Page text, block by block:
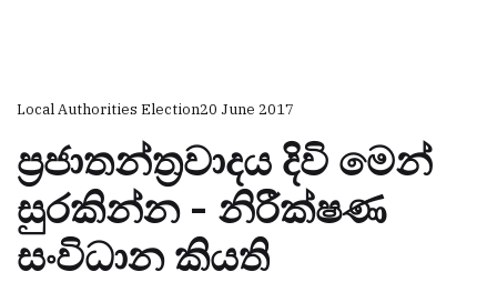
Local Authorities Election20 June 2017
ප්‍රජාතන්ත්‍රවාදය දිවි මෙන්
සුරකින්න - නිරීක්ෂණ
සංවිධාන කියති